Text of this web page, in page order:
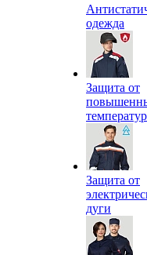
одежда
Защита от
температур
Защита от
дуги